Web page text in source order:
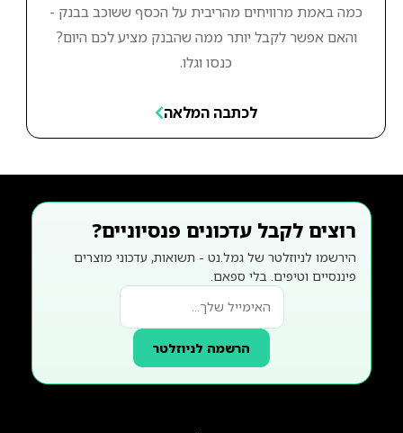
כמה באמת מרוויחים מהריבית על הכסף ששוכב בבנק -
והאם אפשר לקבל יותר ממה שהבנק מציע לכם היום?
כנסו וגלו.
לכתבה המלאה
רוצים לקבל עדכונים פנסיוניים?
הירשמו לניוזלטר של גמל.נט - תשואות, עדכוני מוצרים
פיננסיים וטיפים. בלי ספאם.
הרשמה לניוזלטר